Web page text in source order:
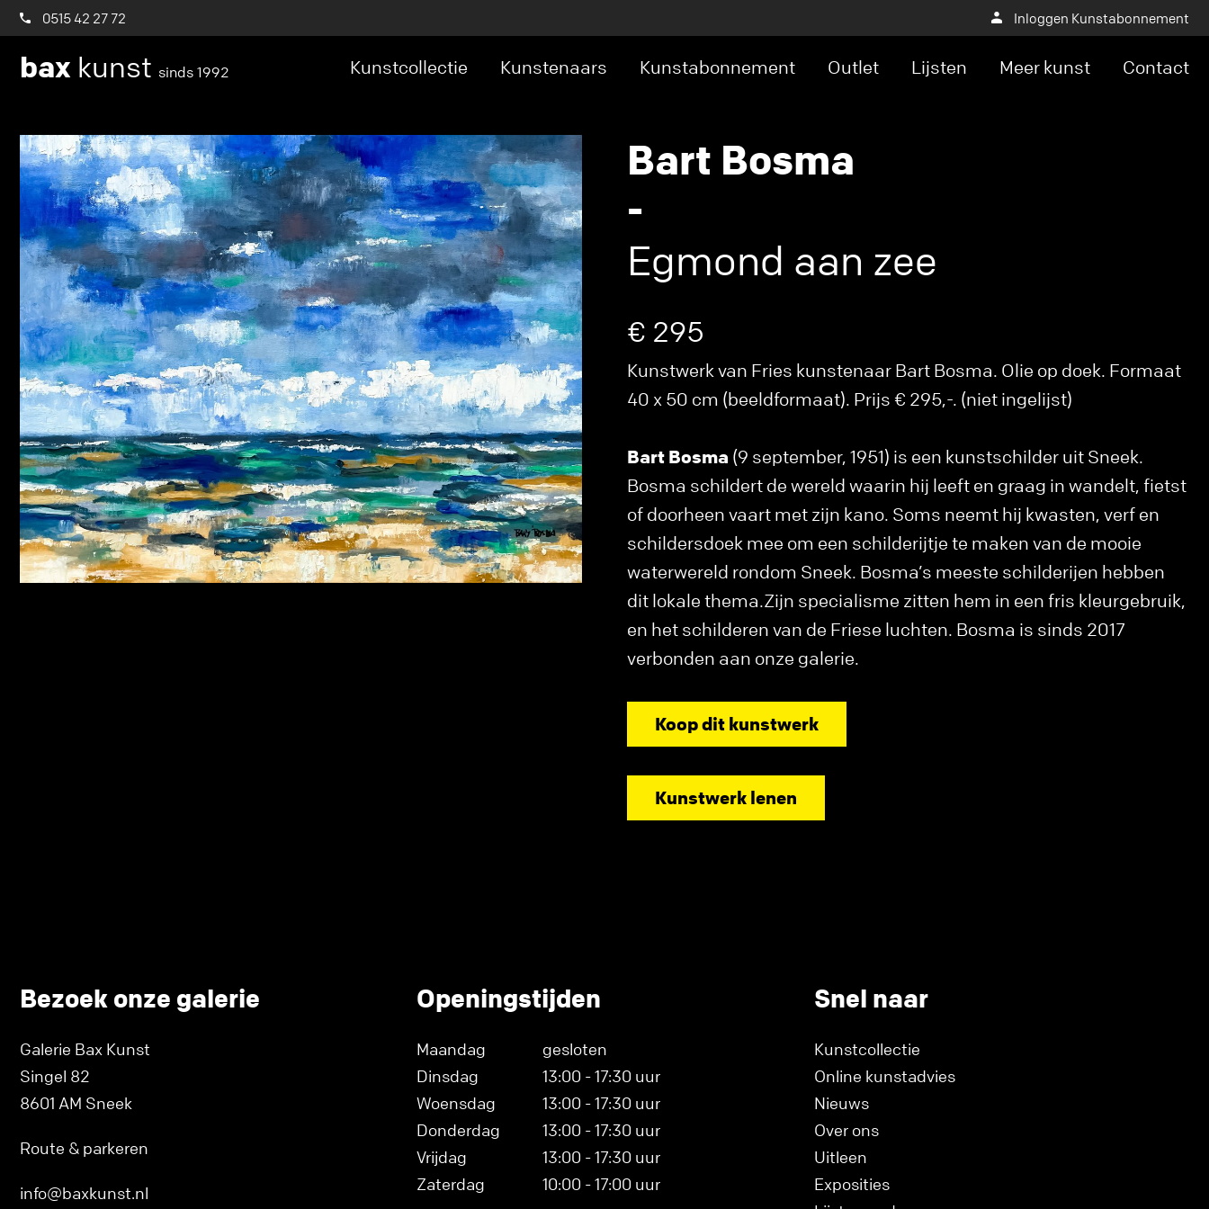
0515 42 27 72 Inloggen Kunstabonnement
bax kunst sinds 1992 Kunstcollectie Kunstenaars Kunstabonnement Outlet Lijsten Meer kunst Contact
Bart Bosma
-
Egmond aan zee
€ 295
Kunstwerk van Fries kunstenaar Bart Bosma. Olie op doek. Formaat
40 x 50 cm (beeldformaat). Prijs € 295,-. (niet ingelijst)
Bart Bosma (9 september, 1951) is een kunstschilder uit Sneek.
Bosma schildert de wereld waarin hij leeft en graag in wandelt, fietst
of doorheen vaart met zijn kano. Soms neemt hij kwasten, verf en
schildersdoek mee om een schilderijtje te maken van de mooie
waterwereld rondom Sneek. Bosma’s meeste schilderijen hebben
dit lokale thema.Zijn specialisme zitten hem in een fris kleurgebruik,
en het schilderen van de Friese luchten. Bosma is sinds 2017
verbonden aan onze galerie.
Koop dit kunstwerk
Kunstwerk lenen
Bezoek onze galerie
Galerie Bax Kunst
Singel 82
8601 AM Sneek
Route & parkeren
info@baxkunst.nl
Openingstijden
Maandag
gesloten
Dinsdag
13:00 - 17:30 uur
Woensdag
13:00 - 17:30 uur
Donderdag
13:00 - 17:30 uur
Vrijdag
13:00 - 17:30 uur
Zaterdag
10:00 - 17:00 uur
Snel naar
Kunstcollectie
Online kunstadvies
Nieuws
Over ons
Uitleen
Exposities